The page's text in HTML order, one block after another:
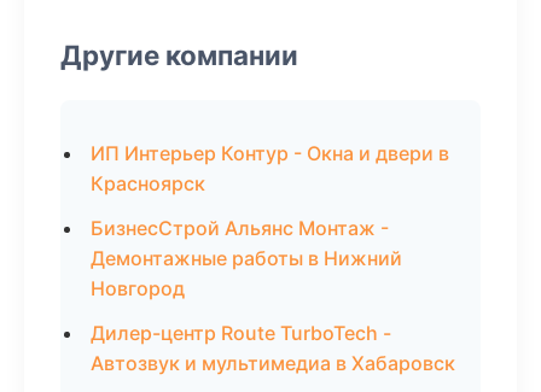
Другие компании
ИП Интерьер Контур - Окна и двери в
Красноярск
БизнесСтрой Альянс Монтаж -
Демонтажные работы в Нижний
Новгород
Дилер-центр Route TurboTech -
Автозвук и мультимедиа в Хабаровск